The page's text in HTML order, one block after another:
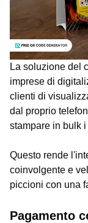
La soluzione del
imprese di
clienti di
dal proprio
stampare in bulk
Questo rende
coinvolgente e
piccioni con una
Pagamento